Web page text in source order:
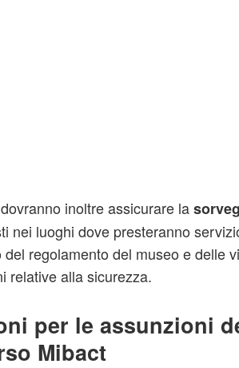
inoltre assicurare la
nei luoghi dove presteranno
del regolamento del museo e delle
relative alla sicurezza.
per le assunzioni
Mibact